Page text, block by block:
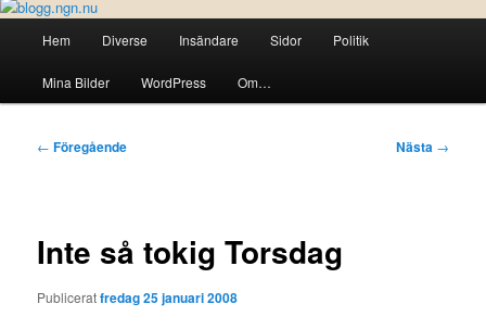
Hem Diverse Insändare Sidor Politik
Mina Bilder WordPress Om…
Inläggsnavigering
← Föregående Nästa →
Inte så tokig Torsdag
Publiceratfredag 25 januari 2008